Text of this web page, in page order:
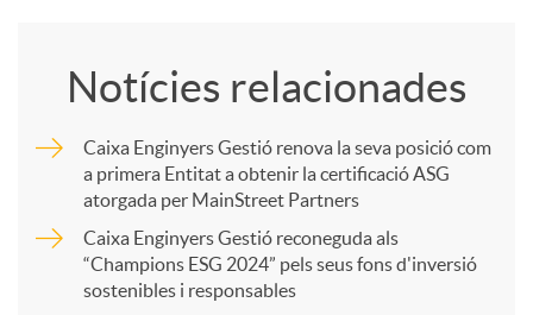
Notícies relacionades
Caixa Enginyers Gestió renova la seva posició com
a primera Entitat a obtenir la certificació ASG
atorgada per MainStreet Partners
Caixa Enginyers Gestió reconeguda als
“Champions ESG 2024” pels seus fons d'inversió
sostenibles i responsables